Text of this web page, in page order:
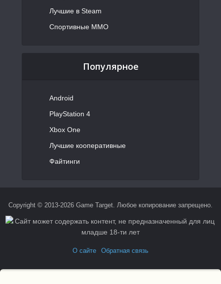
Лучшие в Steam
Спортивные MMO
Популярное
Android
PlayStation 4
Xbox One
Лучшие кооперативные
Файтинги
Copyright © 2013-2026 Game Target. Любое копирование запрещено.
О сайте Обратная связь